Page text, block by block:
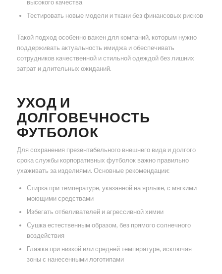
высокого качества
Тестировать новые модели и ткани без финансовых рисков
Такой подход особенно важен для компаний, которым нужно
поддерживать актуальность имиджа и обеспечивать
сотрудников качественной и стильной одеждой без лишних
затрат и длительных ожиданий.
УХОД И
ДОЛГОВЕЧНОСТЬ
ФУТБОЛОК
Для сохранения презентабельного внешнего вида и долгого
срока службы корпоративных футболок важно правильно
ухаживать за изделиями. Основные рекомендации:
Стирка при температуре, указанной на ярлыке, с мягкими
моющими средствами
Избегать отбеливателей и агрессивной химии
Сушка естественным образом, без прямого солнечного
воздействия
Глажка при низкой или средней температуре, исключая
зоны с нанесенными логотипами